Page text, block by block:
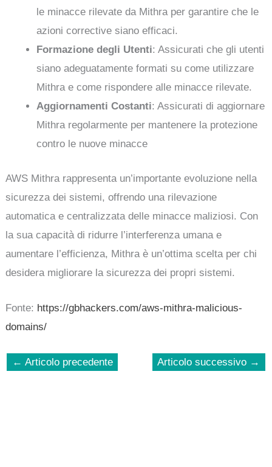
le minacce rilevate da Mithra per garantire che le
azioni corrective siano efficaci.
Formazione degli Utenti: Assicurati che gli utenti
siano adeguatamente formati su come utilizzare
Mithra e come rispondere alle minacce rilevate.
Aggiornamenti Costanti: Assicurati di aggiornare
Mithra regolarmente per mantenere la protezione
contro le nuove minacce
AWS Mithra rappresenta un’importante evoluzione nella
sicurezza dei sistemi, offrendo una rilevazione
automatica e centralizzata delle minacce maliziosi. Con
la sua capacità di ridurre l’interferenza umana e
aumentare l’efficienza, Mithra è un’ottima scelta per chi
desidera migliorare la sicurezza dei propri sistemi.
Fonte: https://gbhackers.com/aws-mithra-malicious-
domains/
← Articolo precedente Articolo successivo →